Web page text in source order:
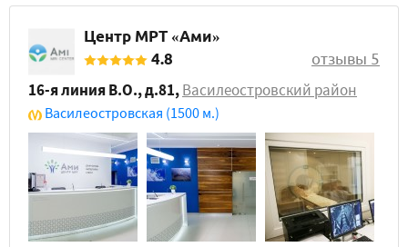
Центр МРТ «Ами»
4.8
отзывы 5
16-я линия В.О., д.81,Василеостровский район
Василеостровская (1500 м.)